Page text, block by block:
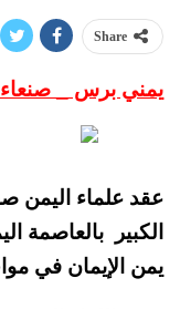
Share
يمني برس _
عقد علماء اليمن
الكبير بالعاصمة
يمن الإيمان في